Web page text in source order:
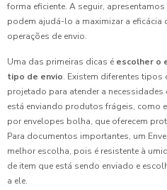
forma eficiente. A seguir,
podem ajudá-lo a maximizar a
operações de envio.
Uma das primeiras dicas é escolher o
tipo de envio. Existem diferentes
projetado para atender a necessidades
está enviando produtos frágeis, como
por envelopes bolha, que oferecem
Para documentos importantes, um
melhor escolha, pois é resistente à
de item que está sendo enviado e
a ele.